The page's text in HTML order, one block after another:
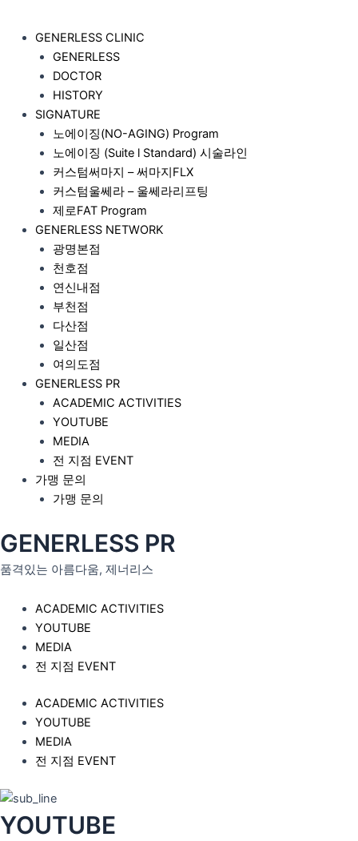
GENERLESS CLINIC
GENERLESS
DOCTOR
HISTORY
SIGNATURE
노에이징(NO-AGING) Program
노에이징 (Suite l Standard) 시술라인
커스텀써마지 – 써마지FLX
커스텀울쎄라 – 울쎄라리프팅
제로FAT Program
GENERLESS NETWORK
광명본점
천호점
연신내점
부천점
다산점
일산점
여의도점
GENERLESS PR
ACADEMIC ACTIVITIES
YOUTUBE
MEDIA
전 지점 EVENT
가맹 문의
가맹 문의
GENERLESS PR
품격있는 아름다움, 제너리스
ACADEMIC ACTIVITIES
YOUTUBE
MEDIA
전 지점 EVENT
ACADEMIC ACTIVITIES
YOUTUBE
MEDIA
전 지점 EVENT
YOUTUBE